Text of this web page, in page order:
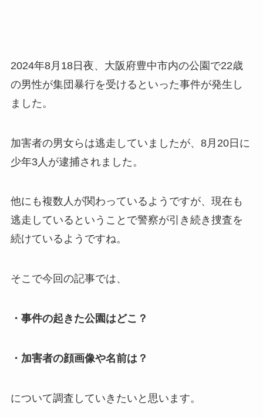
2024年8月18日夜、大阪府豊中市内の公園で22歳
の男性が集団暴行を受けるといった事件が発生し
ました。
加害者の男女らは逃走していましたが、8月20日に
少年3人が逮捕されました。
他にも複数人が関わっているようですが、現在も
逃走しているということで警察が引き続き捜査を
続けているようですね。
そこで今回の記事では、
・事件の起きた公園はどこ？
・加害者の顔画像や名前は？
について調査していきたいと思います。